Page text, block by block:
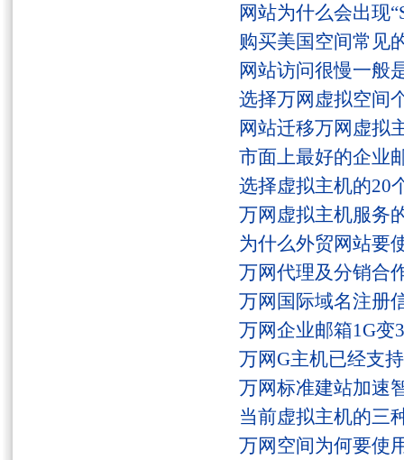
网站为什么会出现
购买美国空间常见
网站访问很慢一般
选择万网虚拟空间
网站迁移万网虚拟
市面上最好的企业
选择虚拟主机的20
万网虚拟主机服务
为什么外贸网站要
万网代理及分销合
万网国际域名注册
万网企业邮箱1G变
万网G主机已经支
万网标准建站加速
当前虚拟主机的三
万网空间为何要使